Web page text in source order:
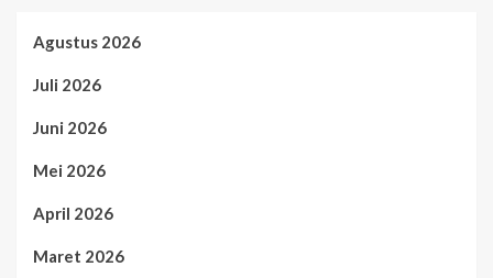
Agustus 2026
Juli 2026
Juni 2026
Mei 2026
April 2026
Maret 2026